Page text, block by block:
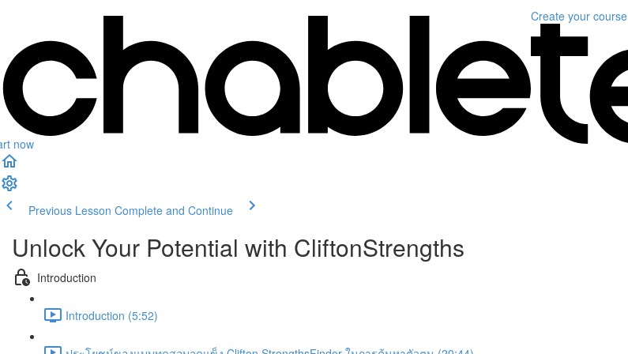
now
Create your course
Previous Lesson Complete and Continue
Unlock Your Potential with CliftonStrengths
Introduction
Introduction (5:52)